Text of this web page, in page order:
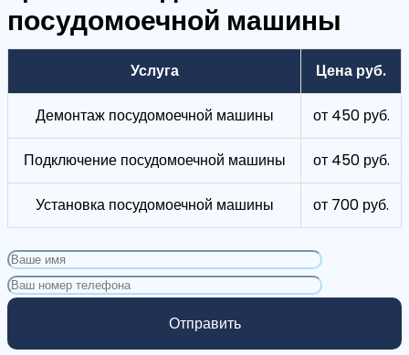
посудомоечной машины
Услуга Цена руб.
Демонтаж посудомоечной машины от 450 руб.
Подключение посудомоечной машины от 450 руб.
Установка посудомоечной машины от 700 руб.